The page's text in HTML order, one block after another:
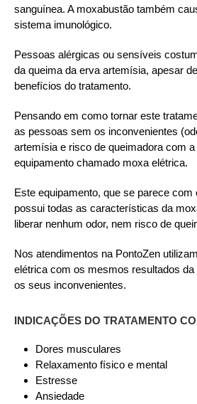
sanguínea. A moxabustão também
sistema imunológico.
Pessoas alérgicas ou sensíveis
da queima da erva artemísia, apesar
benefícios do tratamento.
Pensando em como tornar este
as pessoas sem os inconvenientes
artemísia e risco de queimadora com
equipamento chamado moxa elétrica.
​Este equipamento, que se parece com
possui todas as características da
liberar nenhum odor, nem risco de
​Nos atendimentos na PontoZen
elétrica com os mesmos resultados
os seus inconvenientes.
INDICAÇÕES DO TRATAMENTO
Dores musculares
Relaxamento físico e mental
Estresse
Ansiedade